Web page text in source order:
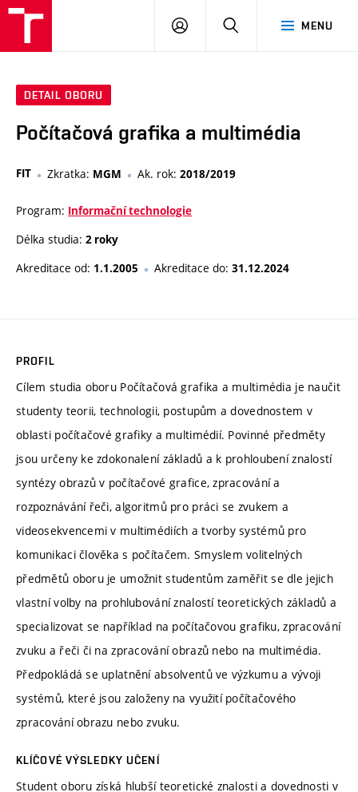
MENU
PŘIHLÁSIT
DETAIL OBORU
Počítačová grafika a multimédia
FIT Zkratka: MGM Ak. rok: 2018/2019
Program: Informační technologie
Délka studia: 2 roky
Akreditace od: 1.1.2005 Akreditace do: 31.12.2024
PROFIL
Cílem studia oboru Počítačová grafika a multimédia je naučit
studenty teorii, technologii, postupům a dovednostem v
oblasti počítačové grafiky a multimédií. Povinné předměty
jsou určeny ke zdokonalení základů a k prohloubení znalostí
syntézy obrazů v počítačové grafice, zpracování a
rozpoznávání řeči, algoritmů pro práci se zvukem a
videosekvencemi v multimédiích a tvorby systémů pro
komunikaci člověka s počítačem. Smyslem volitelných
předmětů oboru je umožnit studentům zaměřit se dle jejich
vlastní volby na prohlubování znalostí teoretických základů a
specializovat se například na počítačovou grafiku, zpracování
zvuku a řeči či na zpracování obrazů nebo na multimédia.
Předpokládá se uplatnění absolventů ve výzkumu a vývoji
systémů, které jsou založeny na využití počítačového
zpracování obrazu nebo zvuku.
KLÍČOVÉ VÝSLEDKY UČENÍ
Student oboru získá hlubší teoretické znalosti a dovednosti v